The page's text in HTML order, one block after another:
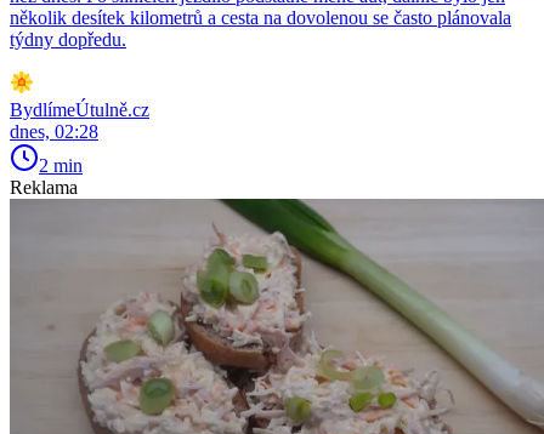
několik desítek kilometrů a cesta na dovolenou se často plánovala
týdny dopředu.
BydlímeÚtulně.cz
dnes, 02:28
2 min
Reklama